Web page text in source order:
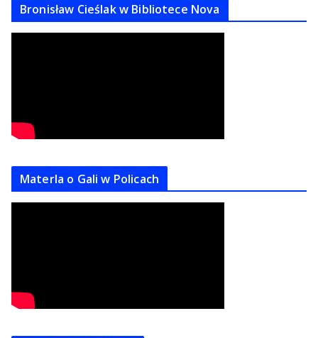
Bronisław Cieślak w Bibliotece Nova
Materla o Gali w Policach